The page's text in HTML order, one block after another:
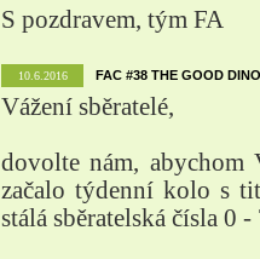
S pozdravem, tým FA
10.6.2016 FAC #38 THE GOOD
Vážení sběratelé,
dovolte nám,
začalo týdenní kolo s
stálá sběratelská čísla 0 -